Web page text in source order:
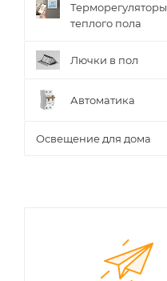
Терморегуляторы
теплого пола
Лючки в пол
Автоматика
Освещение для дома